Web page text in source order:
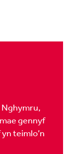
Nghymru,
gennyf
teimlo’n